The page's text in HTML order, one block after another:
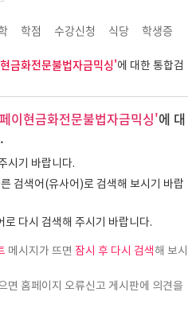
학점 수강신청 식당 학생증
화전문불법자금믹싱'에 대한 통합검
현금화전문불법자금믹싱'에 대
시기 바랍니다.
검색어(유사어)로 검색해 보시기 바랍
다시 검색해 주시기 바랍니다.
메시지가 뜨면 잠시 후 다시 검색해 보시
면 홈페이지 오류신고 게시판에 의견을